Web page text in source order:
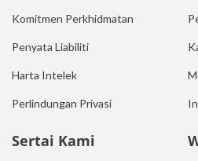
Komitmen Perkhidmatan
Penyata Liabiliti
Harta Intelek
Perlindungan Privasi
Sertai Kami